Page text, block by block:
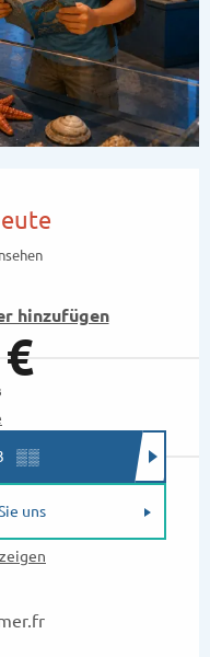
hinzufügen
▒▒
uns